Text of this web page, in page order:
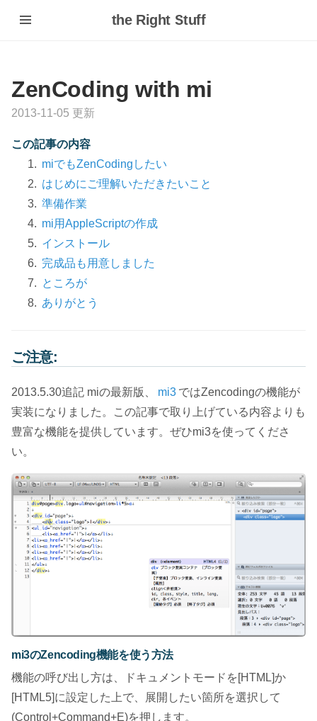
the Right Stuff
ZenCoding with mi
2013-11-05 更新
この記事の内容
miでもZenCodingしたい
はじめにご理解いただきたいこと
準備作業
mi用AppleScriptの作成
インストール
完成品も用意しました
ところが
ありがとう
ご注意:
2013.5.30追記 miの最新版、 mi3 ではZencodingの機能が
実装になりました。この記事で取り上げている内容よりも
豊富な機能を提供しています。ぜひmi3を使ってくださ
い。
mi3のZencoding機能を使う方法
機能の呼び出し方は、ドキュメントモードを[HTML]か
[HTML5]に設定した上で、展開したい箇所を選択して
(Control+Command+E)を押します。